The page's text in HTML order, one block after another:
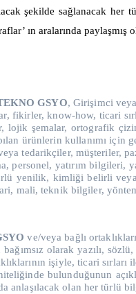
şekilde sağlanacak
ın aralarında
GSYO, Girişimci
fikirler, know-how, ticari
lojik şemalar, ortografik
ürünlerin kullanımı
tedarikçiler, müşteriler,
personel, yatırım
yenilik, kimliği belirli
mali, teknik bilgiler,
ve/veya bağlı
olarak yazılı,
işiyle, ticari
bulunduğunun
anlaşılacak olan her